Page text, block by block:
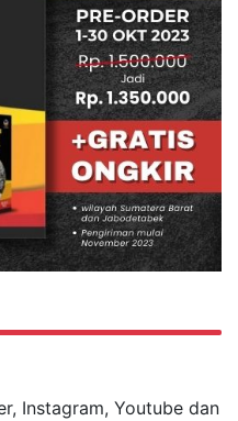
Instagram, Youtube dan